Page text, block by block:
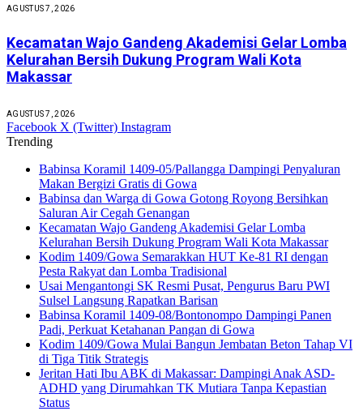
AGUSTUS 7, 2026
Kecamatan Wajo Gandeng Akademisi Gelar Lomba
Kelurahan Bersih Dukung Program Wali Kota
Makassar
AGUSTUS 7, 2026
Facebook X (Twitter) Instagram
Trending
Babinsa Koramil 1409-05/Pallangga Dampingi Penyaluran
Makan Bergizi Gratis di Gowa
Babinsa dan Warga di Gowa Gotong Royong Bersihkan
Saluran Air Cegah Genangan
Kecamatan Wajo Gandeng Akademisi Gelar Lomba
Kelurahan Bersih Dukung Program Wali Kota Makassar
Kodim 1409/Gowa Semarakkan HUT Ke-81 RI dengan
Pesta Rakyat dan Lomba Tradisional
Usai Mengantongi SK Resmi Pusat, Pengurus Baru PWI
Sulsel Langsung Rapatkan Barisan
Babinsa Koramil 1409-08/Bontonompo Dampingi Panen
Padi, Perkuat Ketahanan Pangan di Gowa
Kodim 1409/Gowa Mulai Bangun Jembatan Beton Tahap VI
di Tiga Titik Strategis
Jeritan Hati Ibu ABK di Makassar: Dampingi Anak ASD-
ADHD yang Dirumahkan TK Mutiara Tanpa Kepastian
Status